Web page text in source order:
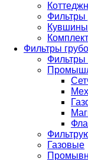
Фильтры
Кувшины
Фильтры
Фильтры
Газовые